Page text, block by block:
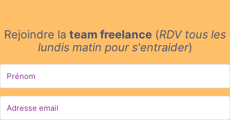
Rejoindre la team freelance (RDV tous les
lundis matin pour s'entraider)